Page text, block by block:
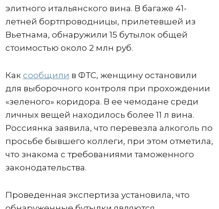
элитного итальянского вина. В багаже 41-
летней бортпроводницы, прилетевшей из
Вьетнама, обнаружили 15 бутылок общей
стоимостью около 2 млн руб.
Как сообщили в ФТС, женщину остановили
для выборочного контроля при прохождении
«зеленого» коридора. В ее чемодане среди
личных вещей находилось более 11 л вина.
Россиянка заявила, что перевезла алкоголь по
просьбе бывшего коллеги, при этом отметила,
что знакома с требованиями таможенного
законодательства.
Проведенная экспертиза установила, что